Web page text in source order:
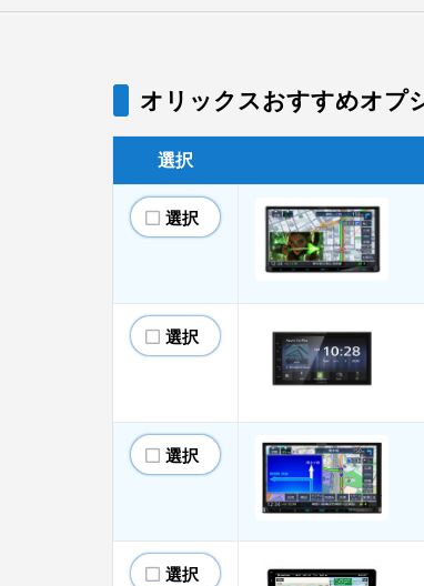
オリックスおすすめオプ
選択
選択
選択
選択
選択